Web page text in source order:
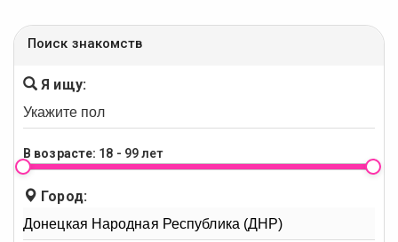
Поиск знакомств
Я ищу:
В возрасте: 18 - 99 лет
Город: